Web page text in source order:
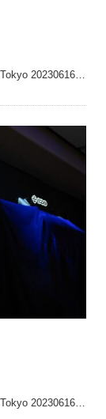
20230616…
20230616…